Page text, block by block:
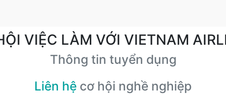
VIỆC LÀM VỚI VIETNAM
Thông tin tuyển dụng
Liên hệ cơ hội nghề nghiệp